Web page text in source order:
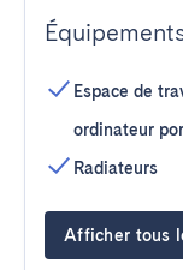
Espace de
ordinateur
Radiateurs
Afficher tous